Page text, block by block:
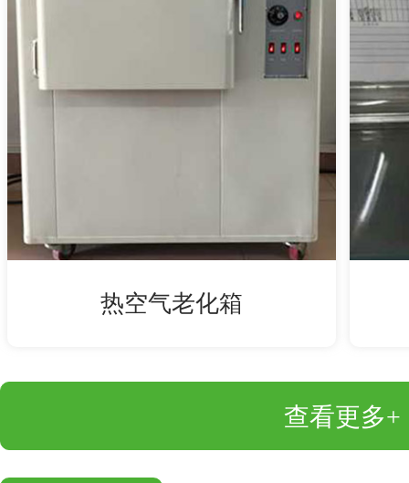
热空气老化箱
查看更多+